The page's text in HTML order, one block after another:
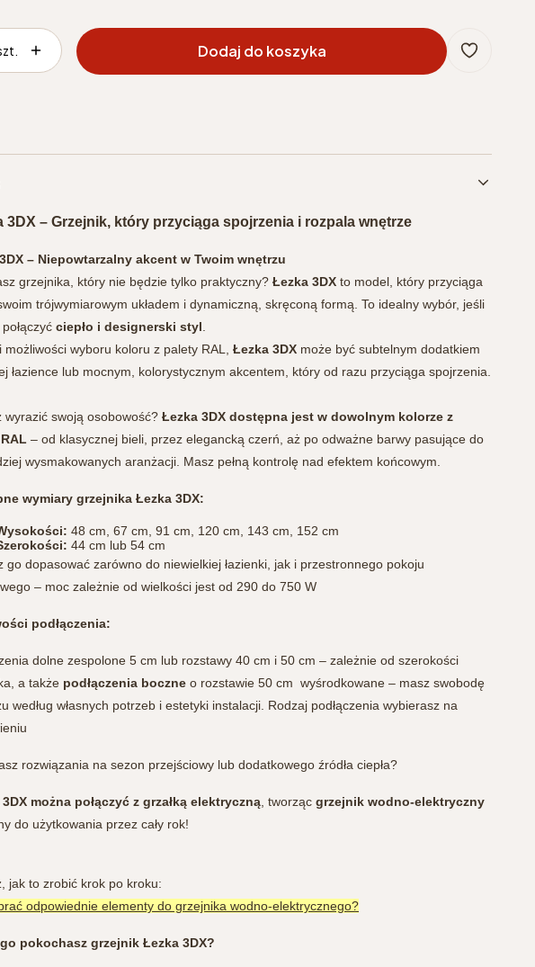
Dodaj do koszyka
3DX – Grzejnik, który przyciąga spojrzenia i rozpala wnętrze
– Niepowtarzalny akcent w Twoim wnętrzu
grzejnika, który nie będzie tylko praktyczny? Łezka 3DX to model, który przyciąga
trójwymiarowym układem i dynamiczną, skręconą formą. To idealny wybór, jeśli
ciepło i designerski styl
możliwości wyboru koloru z palety RAL, Łezka 3DX może być subtelnym dodatkiem
łazience lub mocnym, kolorystycznym akcentem, który od razu przyciąga spojrzenia.
wyrazić swoją osobowość? Łezka 3DX dostępna jest w dowolnym kolorze z
– od klasycznej bieli, przez elegancką czerń, aż po odważne barwy pasujące do
wysmakowanych aranżacji. Masz pełną kontrolę nad efektem końcowym.
wymiary grzejnika Łezka 3DX:
48 cm, 67 cm, 91 cm, 120 cm, 143 cm, 152 cm
44 cm lub 54 cm
go dopasować zarówno do niewielkiej łazienki, jak i przestronnego pokoju
– moc zależnie od wielkości jest od 290 do 750 W
podłączenia:
dolne zespolone 5 cm lub rozstawy 40 cm i 50 cm – zależnie od szerokości
a także podłączenia boczne o rozstawie 50 cm wyśrodkowane – masz swobodę
według własnych potrzeb i estetyki instalacji. Rodzaj podłączenia wybierasz na
rozwiązania na sezon przejściowy lub dodatkowego źródła ciepła?
można połączyć z grzałką elektryczną , tworząc grzejnik wodno-elektryczny
do użytkowania przez cały rok!
jak to zrobić krok po kroku:
odpowiednie elementy do grzejnika wodno-elektrycznego?
pokochasz grzejnik Łezka 3DX?